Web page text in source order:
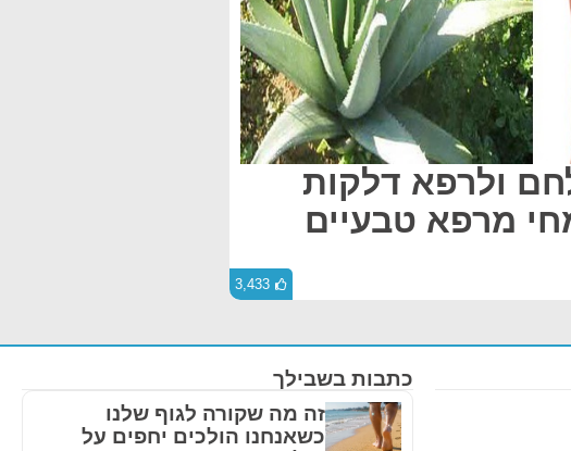
ולרפא דלקות
מרפא טבעיים
3,433
כתבות בשבילך
זה מה שקורה לגוף שלנו
כשאנחנו הולכים יחפים על